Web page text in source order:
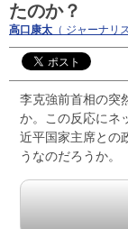
たのか？
高口康太 （ ジャーナリ
李克強前首相の突
か。この反応にネ
近平国家主席との
うなのだろうか。